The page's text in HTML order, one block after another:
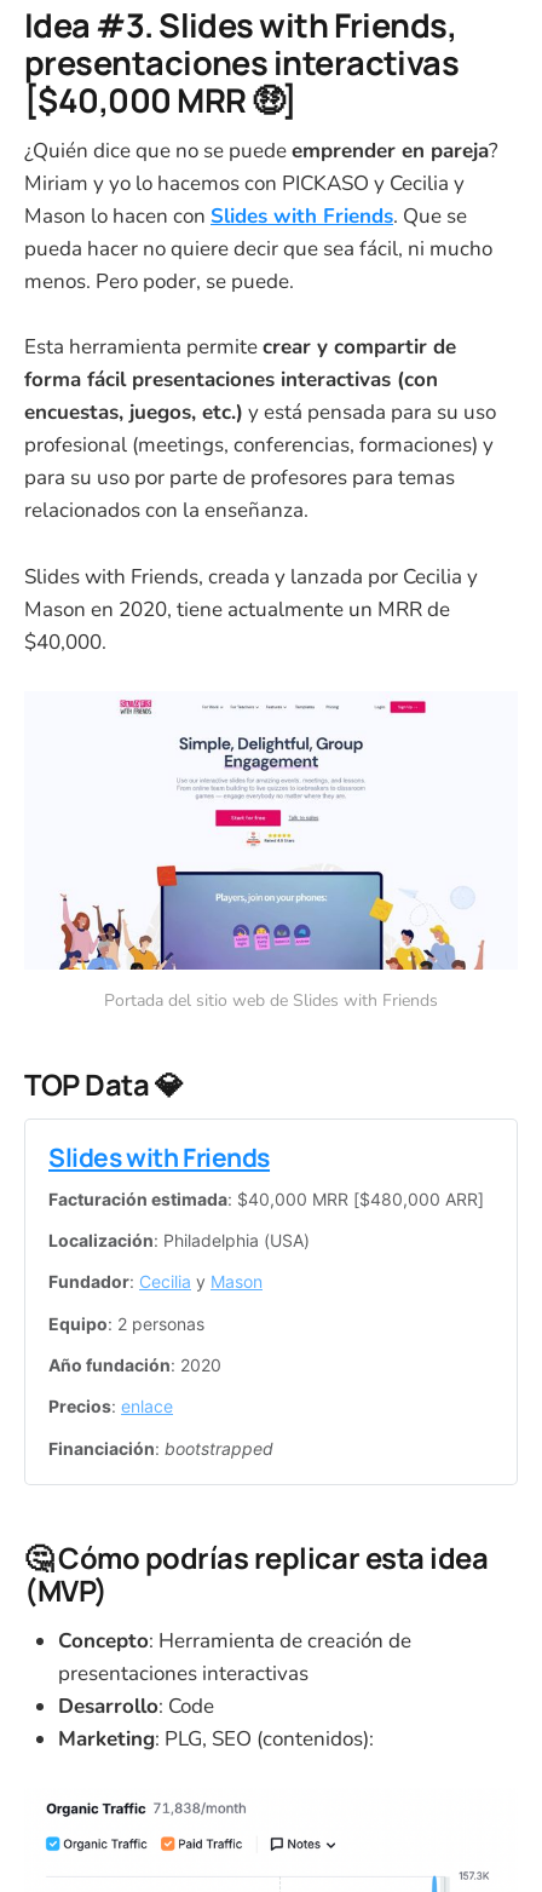
Idea #3. Slides with Friends,
presentaciones interactivas
[$40,000 MRR 🤑]
¿Quién dice que no se puedeemprender en pareja?
Miriam y yo lo hacemos con PICKASO y Cecilia y
Mason lo hacen con Slides with Friends. Que se
pueda hacer no quiere decir que sea fácil, ni mucho
menos. Pero poder, se puede.
Esta herramienta permitecrear y compartir de
forma fácil presentaciones interactivas (con
encuestas, juegos, etc.) y está pensada para su uso
profesional (meetings, conferencias, formaciones) y
para su uso por parte de profesores para temas
relacionados con la enseñanza.
Slides with Friends, creada y lanzada por Cecilia y
Mason en 2020, tiene actualmente un MRR de
$40,000.
Portada del sitio web de Slides with Friends
TOP Data 💎
Slides with Friends
Facturación estimada: $40,000 MRR [$480,000 ARR]
Localización: Philadelphia (USA)
Fundador: Cecilia y Mason
Equipo: 2 personas
Año fundación: 2020
Precios: enlace
Financiación: bootstrapped
🤔 Cómo podrías replicar esta idea
(MVP)
Concepto: Herramienta de creación de
presentaciones interactivas
Desarrollo: Code
Marketing: PLG, SEO (contenidos):